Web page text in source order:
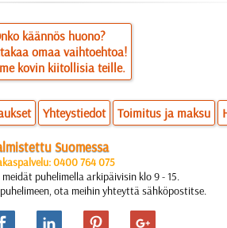
käännös huono?
omaa vaihtoehtoa!
kovin kiitollisia teille.
Yhteystiedot Toimitus ja maksu
Suomessa
0400 764 075
puhelimella arkipäivisin klo 9 - 15.
ota meihin yhteyttä sähköpostitse.